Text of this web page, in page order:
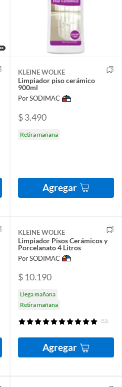
KLEINE WOLKE
Limpiador piso cerámico
900ml
Por SODIMAC
$ 3.490
Retira mañana
Agregar
KLEINE WOLKE
Limpiador Pisos Cerámicos y
Porcelanato 4 Litros
Por SODIMAC
$ 10.190
Llega mañana
Retira mañana
(52)
Agregar